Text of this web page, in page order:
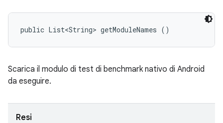
public List<String> getModuleNames ()
Scarica il modulo di test di benchmark nativo di Android
da eseguire.
Resi